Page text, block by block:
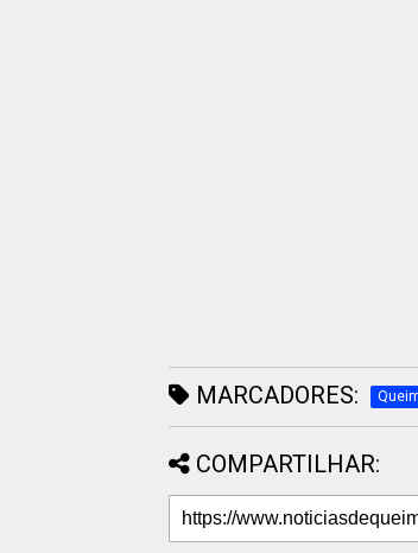
MARCADORES:
COMPARTILHAR: